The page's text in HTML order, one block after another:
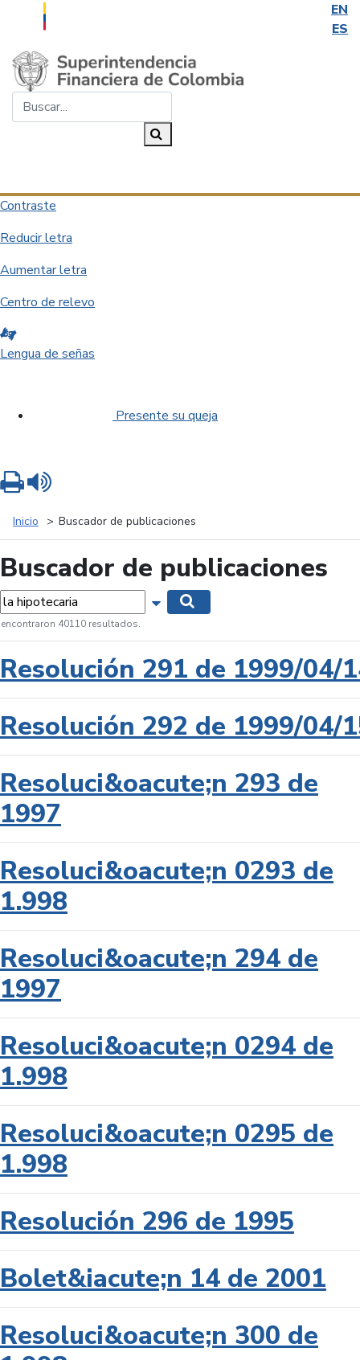
EN
ES
Saltar al contenido principal
Contraste
Reducir letra
Aumentar letra
Centro de relevo
Lengua de señas
Presente su queja
Inicio Buscador de publicaciones
Buscador de publicaciones
Mostrar opciones de búsqueda
encontraron 40110 resultados.
Resolución 291 de 1999/04/
Resolución 292 de 1999/04/
Resoluci&oacute;n 293 de
1997
Resoluci&oacute;n 0293 de
1.998
Resoluci&oacute;n 294 de
1997
Resoluci&oacute;n 0294 de
1.998
Resoluci&oacute;n 0295 de
1.998
Resolución 296 de 1995
Bolet&iacute;n 14 de 2001
Resoluci&oacute;n 300 de
Imprimir